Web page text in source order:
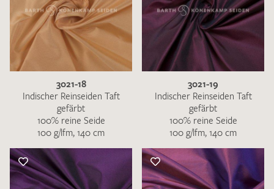
3021-18
Indischer Reinseiden Taft
gefärbt
100% reine Seide
100 g/lfm, 140 cm
3021-19
Indischer Reinseiden Taft
gefärbt
100% reine Seide
100 g/lfm, 140 cm